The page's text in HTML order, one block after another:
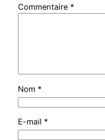
Commentaire *
Nom *
E-mail *